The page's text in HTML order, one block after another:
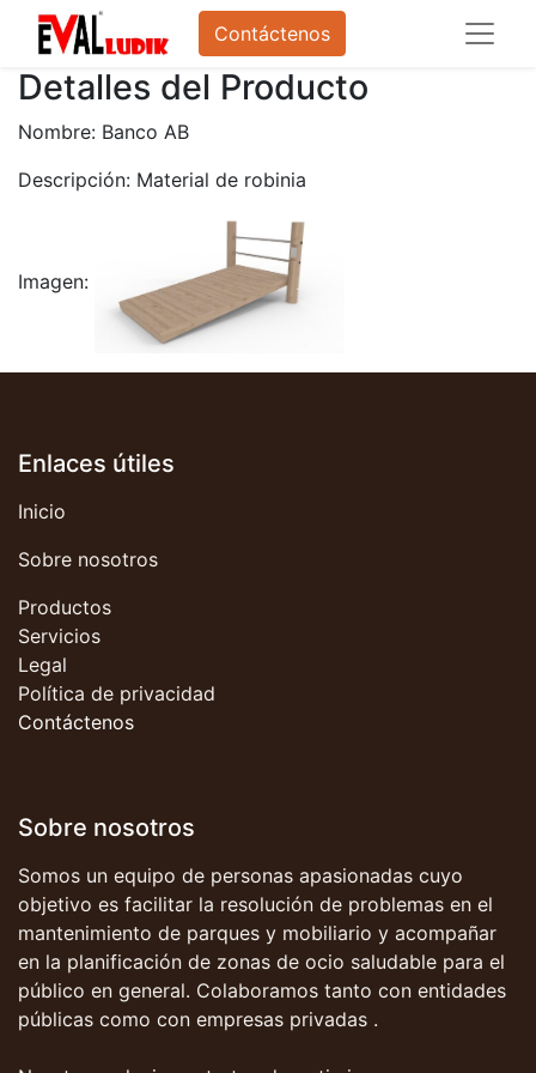
Contáctenos
Detalles del Producto
Nombre: Banco AB
Descripción: Material de robinia
Imagen:
Enlaces útiles
Inicio
Sobre nosotros
Productos
Servicios
Legal
Política de privacidad
Contáctenos
Sobre nosotros
Somos un equipo de personas apasionadas cuyo
objetivo es facilitar la resolución de problemas en el
mantenimiento de parques y mobiliario y acompañar
en la planificación de zonas de ocio saludable para el
público en general. Colaboramos tanto con entidades
públicas como con empresas privadas .